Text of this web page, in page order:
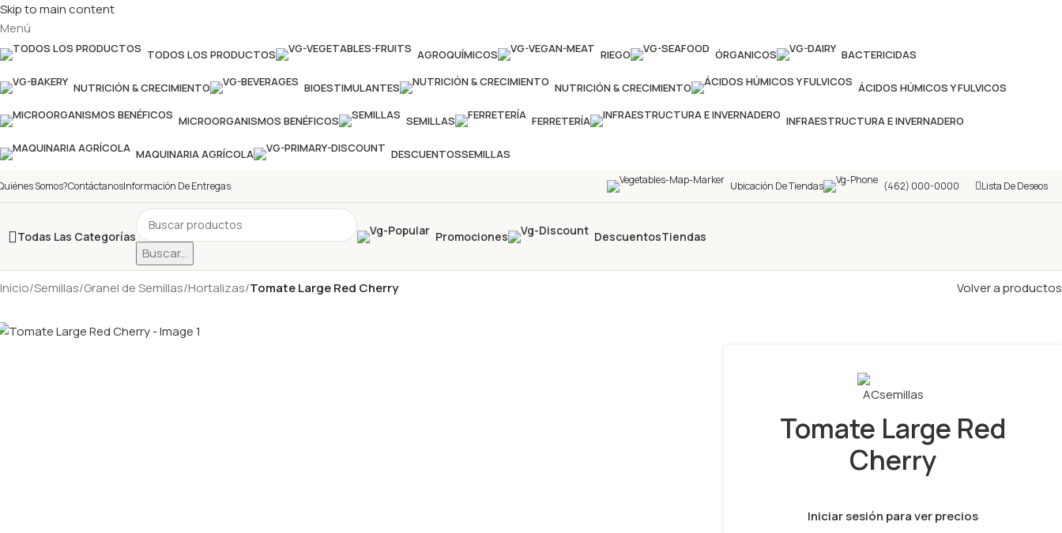
Skip to main content
Menú
TODOS LOS PRODUCTOS AGROQUÍMICOS RIEGO ÓRGANICOS BACTERICIDAS
NUTRICIÓN & CRECIMIENTO BIOESTIMULANTES NUTRICIÓN & CRECIMIENTO ÁCIDOS HÚMICOS Y FULVICOS
MICROORGANISMOS BENÉFICOS SEMILLAS FERRETERÍA INFRAESTRUCTURA E INVERNADERO
MAQUINARIA AGRÍCOLA DESCUENTOSSEMILLAS
Somos?ContáctanosInformación De Entregas Ubicación De Tiendas (462) 000-0000 Lista De Deseos
Todas Las Categorías
Buscar...
Promociones DescuentosTiendas
Inicio/Semillas/Granel de Semillas/Hortalizas/Tomate Large Red Cherry Volver a productos
Tomate Large Red
Cherry
Iniciar sesión para ver precios